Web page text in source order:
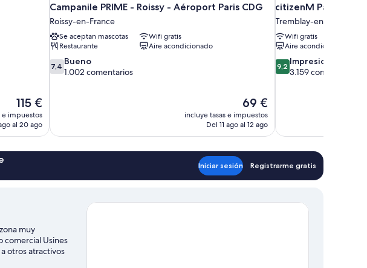
El
precio
actual
115 €
115 €
e impuestos
al 20 ago
Campanile PRIME - Roissy - Aéroport Paris CDG
Roissy-en-France
Se aceptan mascotas
Wifi gratis
Restaurante
Aire acondicionado
7.4
sobre
7,4 Bueno
1.002 comentarios
El
precio
actual
69 €
69 €
incluye tasas e impuestos
Del 11 ago al 12 ago
citizenM Paris
Tremblay-en-France
Wifi gratis
Aire acondicionado
9.2
sobre
9,2 Impresionante
3.159 comentarios
Iniciar sesión Registrarme gratis
muy
comercial Usines
otros atractivos
A los